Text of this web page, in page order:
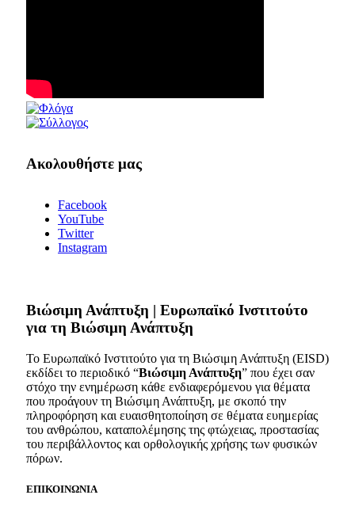
Ακολουθήστε μας
Facebook
YouTube
Twitter
Instagram
Bιώσιμη Ανάπτυξη | Ευρωπαϊκό Ινστιτούτο
για τη Βιώσιμη Ανάπτυξη
Το Ευρωπαϊκό Ινστιτούτο για τη Βιώσιμη Ανάπτυξη (EISD)
εκδίδει το περιοδικό “Βιώσιμη Ανάπτυξη” που έχει σαν
στόχο την ενημέρωση κάθε ενδιαφερόμενου για θέματα
που προάγουν τη Βιώσιμη Ανάπτυξη, με σκοπό την
πληροφόρηση και ευαισθητοποίηση σε θέματα ευημερίας
του ανθρώπου, καταπολέμησης της φτώχειας, προστασίας
του περιβάλλοντος και ορθολογικής χρήσης των φυσικών
πόρων.
ΕΠΙΚΟΙΝΩΝΙΑ